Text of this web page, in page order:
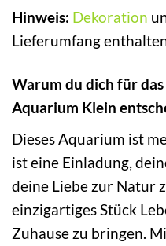
Hinweis: Dekoration
Lieferumfang
Warum du dich für
Aquarium Klein
Dieses Aquarium ist
ist eine Einladung,
deine Liebe zur Natur
einzigartiges Stück
Zuhause zu bringen.